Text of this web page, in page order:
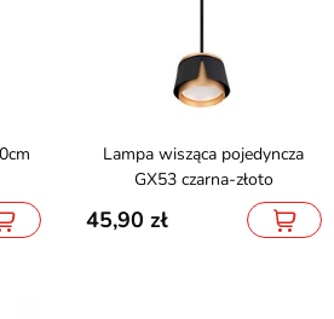
Lampa wisząca pojedyncza
GX53 czarna-złoto
45,90